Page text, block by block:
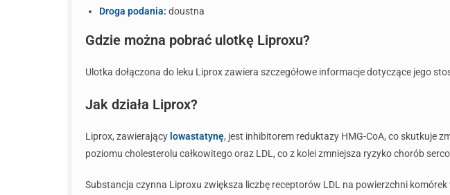
Droga podania: doustna
Gdzie można pobrać ulotkę Liproxu?
Ulotka dołączona do leku Liprox zawiera szczegółowe informacje dotyczące jego
Jak działa Liprox?
Liprox, zawierający lowastatynę, jest inhibitorem reduktazy HMG-CoA, co skutkuje
poziomu cholesterolu całkowitego oraz LDL, co z kolei zmniejsza ryzyko chorób
Substancja czynna Liproxu zwiększa liczbę receptorów LDL na powierzchni